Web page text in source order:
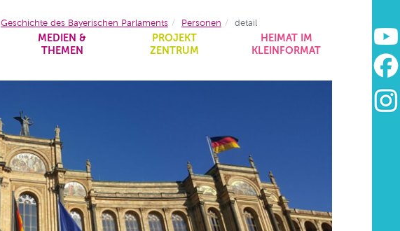
MEDIEN &
THEMEN
PROJEKT
ZENTRUM
HEIMAT IM
KLEINFORMAT
Geschichte des Bayerischen Parlaments Personen detail